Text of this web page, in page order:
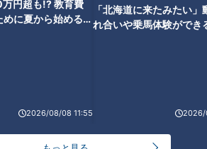
円超も!? 教育費
に夏から始めるお
2026/08/08 11:55
「北海道に来たみたい」
れ合いや乗馬体験ができ
2026/
不安と